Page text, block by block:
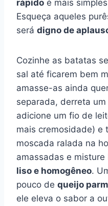
rápido é mais
Esqueça aqueles
será digno de
Cozinhe as batatas
sal até ficarem bem
amasse-as ainda
separada, derreta
adicione um fio de
mais cremosidade) e
moscada ralada na
amassadas e
liso e homogêneo.
pouco de queijo
ele eleva o sabor a